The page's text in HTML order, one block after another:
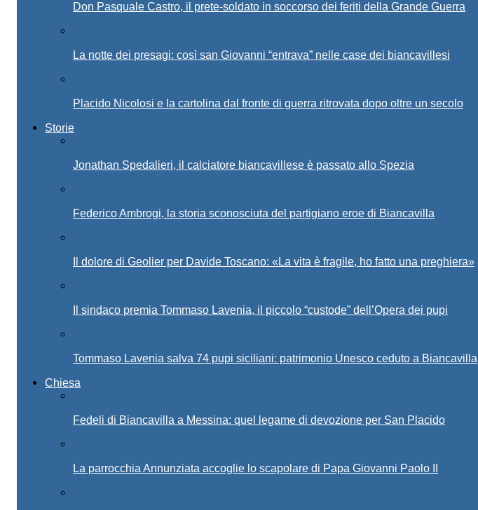
Don Pasquale Castro, il prete-soldato in soccorso dei feriti della Grande Guerra
La notte dei presagi: così san Giovanni “entrava” nelle case dei biancavillesi
Placido Nicolosi e la cartolina dal fronte di guerra ritrovata dopo oltre un secolo
Storie
Jonathan Spedalieri, il calciatore biancavillese è passato allo Spezia
Federico Ambrogi, la storia sconosciuta del partigiano eroe di Biancavilla
Il dolore di Geolier per Davide Toscano: «La vita è fragile, ho fatto una preghiera»
Il sindaco premia Tommaso Lavenia, il piccolo “custode” dell’Opera dei pupi
Tommaso Lavenia salva 74 pupi siciliani: patrimonio Unesco ceduto a Biancavilla
Chiesa
Fedeli di Biancavilla a Messina: quel legame di devozione per San Placido
La parrocchia Annunziata accoglie lo scapolare di Papa Giovanni Paolo II